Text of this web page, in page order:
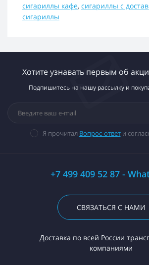
сигариллы кафе, сигариллы с
сигариллы
Хотите узнавать первым об
Подпишитесь на нашу рассылку и
Я прочитал Вопрос-ответи
+7 499 409 52 87 -
СВЯЗАТЬСЯ С НАМИ
Доставка по всей России
компаниями